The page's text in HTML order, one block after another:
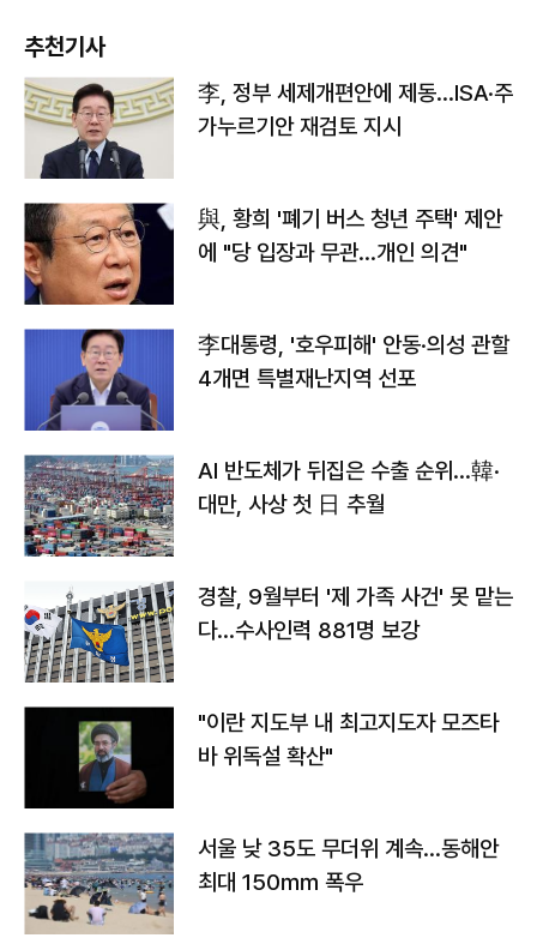
추천기사
李, 정부 세제개편안에 제동…ISA·주
가누르기안 재검토 지시
與, 황희 '폐기 버스 청년 주택' 제안
에 "당 입장과 무관…개인 의견"
李대통령, '호우피해' 안동·의성 관할
4개면 특별재난지역 선포
AI 반도체가 뒤집은 수출 순위…韓·
대만, 사상 첫 日 추월
경찰, 9월부터 '제 가족 사건' 못 맡는
다…수사인력 881명 보강
"이란 지도부 내 최고지도자 모즈타
바 위독설 확산"
서울 낮 35도 무더위 계속…동해안
최대 150㎜ 폭우